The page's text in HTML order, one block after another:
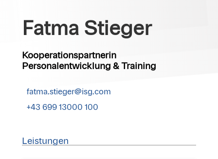
Fatma Stieger
Kooperationspartnerin
Personalentwicklung & Training
fatma.stieger@isg.com
+43 699 13000 100
Leistungen